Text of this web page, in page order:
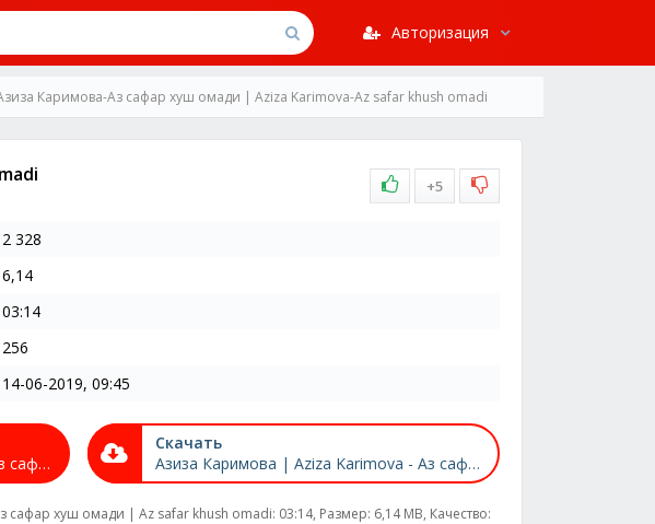
Авторизация
Каримова-Аз сафар хуш омади | Aziza Karimova-Az safar khush omadi
+5
2 328
6,14
03:14
256
14-06-2019, 09:45
Азиза Каримова | Aziza Karimova - Аз сафар хуш омади | Az safar khush omadi
Скачать
Азиза Каримова | Aziza Karimova - Аз сафар хуш омади | Az safar khush omadi
сафар хуш омади | Az safar khush omadi: 03:14, Размер: 6,14 MB, Качество: